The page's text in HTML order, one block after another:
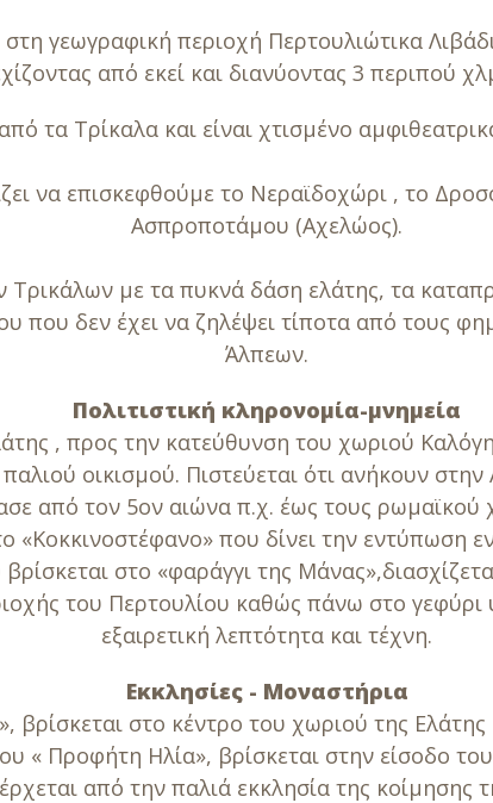
γεωγραφική περιοχή Περτουλιώτικα
από εκεί και διανύοντας 3 περιπού
τα Τρίκαλα και είναι χτισμένο
να επισκεφθούμε το Νεραϊδοχώρι , το
Ασπροποτάμου (Αχελώος).
με τα πυκνά δάση ελάτης, τα
που δεν έχει να ζηλέψει τίποτα από τους
Άλπεων.
Πολιτιστική κληρονομία-μνημεία
, προς την κατεύθυνση του χωριού
οικισμού. Πιστεύεται ότι ανήκουν
από τον 5ον αιώνα π.χ. έως τους ρωμαϊκού
«Κοκκινοστέφανο» που δίνει την εντύπωση
στο «φαράγγι της
του Περτουλίου καθώς πάνω στο
εξαιρετική λεπτότητα και τέχνη.
Εκκλησίες - Μοναστήρια
βρίσκεται στο κέντρο του χωριού της Ελάτης
« Προφήτη Ηλία», βρίσκεται στην είσοδο
από την παλιά εκκλησία της